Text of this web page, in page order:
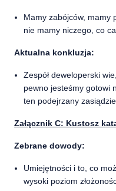
Mamy zabójców, mamy
nie mamy niczego, co
Aktualna konkluzja:
Zespół deweloperski
pewno jesteśmy gotowi
ten podejrzany
Załącznik C: Kustosz
Zebrane dowody:
Umiejętności i to, co
wysoki poziom